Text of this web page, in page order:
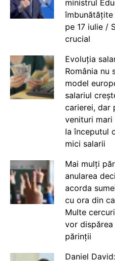
ministrul
pe 17 iulie /
crucial
Evoluția
România nu
model
salariul
carierei, dar
venituri
la începutul
mici salarii
Mai mulți
anularea
acorda
cu ora din
Multe
vor dispărea
părinții
Daniel